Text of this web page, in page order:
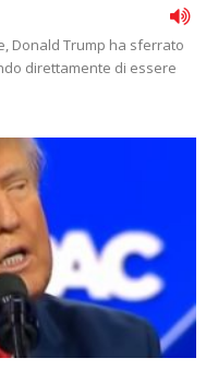
Donald Trump ha sferrato
direttamente di essere